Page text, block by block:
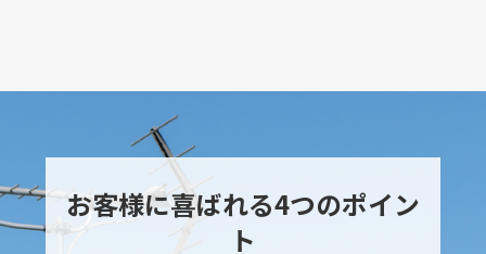
お客様に喜ばれる4つのポイン
ト